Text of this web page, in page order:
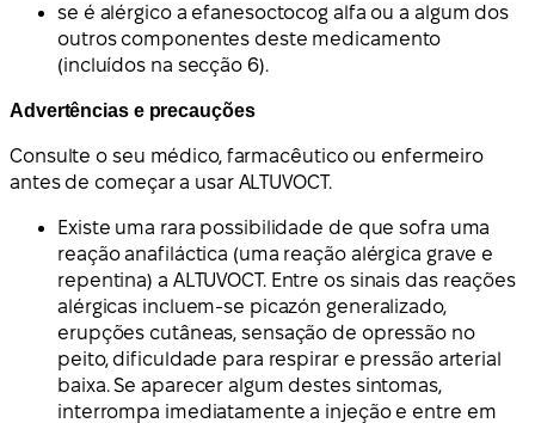
se é alérgico a efanesoctocog alfa ou a algum dos
outros componentes deste medicamento
(incluídos na secção 6).
Advertências e precauções
Consulte o seu médico, farmacêutico ou enfermeiro
antes de começar a usar ALTUVOCT.
Existe uma rara possibilidade de que sofra uma
reação anafiláctica (uma reação alérgica grave e
repentina) a ALTUVOCT. Entre os sinais das reações
alérgicas incluem-se picazón generalizado,
erupções cutâneas, sensação de opressão no
peito, dificuldade para respirar e pressão arterial
baixa. Se aparecer algum destes sintomas,
interrompa imediatamente a injeção e entre em